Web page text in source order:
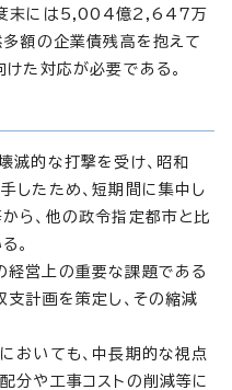
度末には5,004億2,647万
多額の企業債残高を抱えて
けた対応が必要である。
滅的な打撃を受け、昭和
したため、短期間に集中し
ら、他の政令指定都市と比
。
営上の重要な課題である
支計画を策定し、その縮減
おいても、中長期的な視点
分や工事コストの削減等に